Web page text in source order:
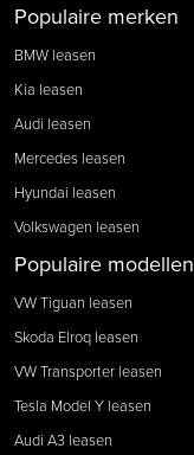
Populaire merken
BMW leasen
Kia leasen
Audi leasen
Mercedes leasen
Hyundai leasen
Volkswagen leasen
Populaire modellen
VW Tiguan leasen
Skoda Elroq leasen
VW Transporter leasen
Tesla Model Y leasen
Audi A3 leasen